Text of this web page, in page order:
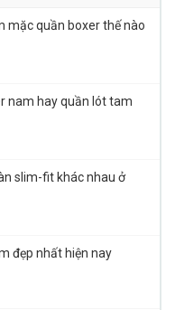
mặc quần boxer thế nào
nam hay quần lót tam
slim-fit khác nhau ở
đẹp nhất hiện nay